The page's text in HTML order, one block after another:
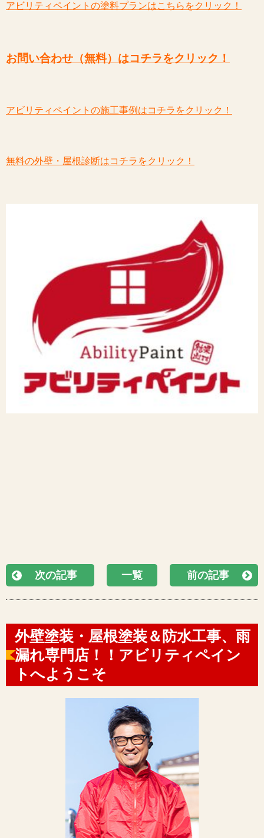
アビリティペイントの塗料プランはこちらをクリック！
お問い合わせ（無料）はコチラをクリック！
アビリティペイントの施工事例はコチラをクリック！
無料の外壁・屋根診断はコチラをクリック！
次の記事 一覧 前の記事
外壁塗装・屋根塗装＆防水工事、雨
漏れ専門店！！アビリティペイン
トへようこそ